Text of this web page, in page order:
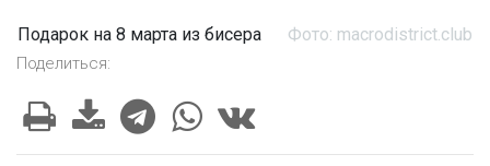
Подарок на 8 марта из бисера Фото: macrodistrict.club
Поделиться: